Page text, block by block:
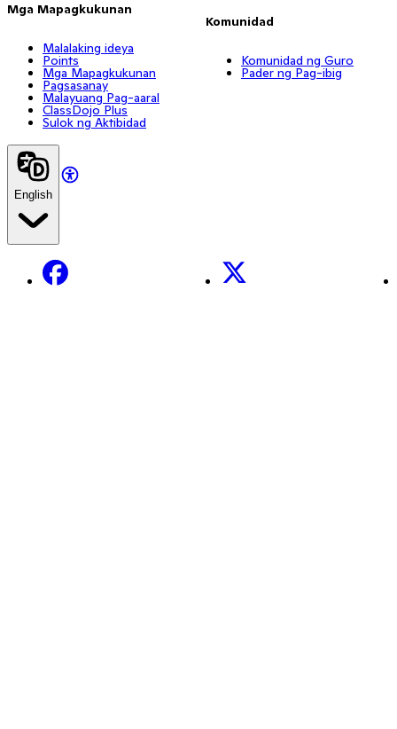
Mga Mapagkukunan
Malalaking ideya
Points
Mga Mapagkukunan
Pagsasanay
Malayuang Pag-aaral
ClassDojo Plus
Sulok ng Aktibidad
Komunidad
Komunidad ng Guro
Pader ng Pag-ibig
English
Facebook X